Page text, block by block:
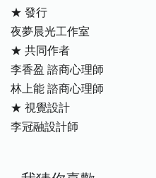
★ 發行
夜夢晨光工作室
★ 共同作者
李香盈 諮商心理師
林上能 諮商心理師
★ 視覺設計
李冠融設計師